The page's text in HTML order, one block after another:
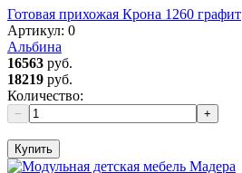
Готовая прихожая Крона 1260 графит
Артикул: 0
Альбина
16563 руб.
18219 руб.
Количество:
− +
Купить